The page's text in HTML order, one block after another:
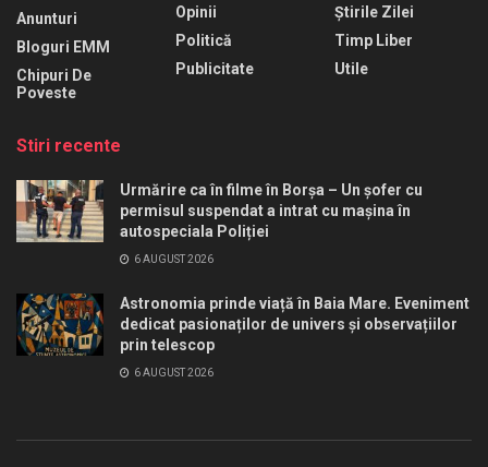
Anunturi
Bloguri EMM
Chipuri De
Poveste
Opinii
Politică
Publicitate
Știrile Zilei
Timp Liber
Utile
Stiri recente
Urmărire ca în filme în Borșa – Un șofer cu
permisul suspendat a intrat cu mașina în
autospeciala Poliției
6 AUGUST 2026
Astronomia prinde viață în Baia Mare. Eveniment
dedicat pasionaților de univers și observațiilor
prin telescop
6 AUGUST 2026